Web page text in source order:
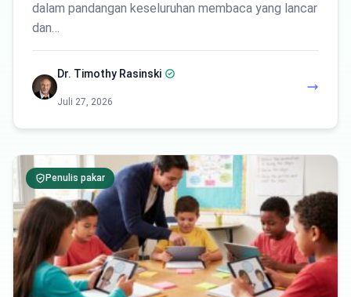
dalam pandangan keseluruhan membaca yang lancar
dan…
Dr. Timothy Rasinski
Juli 27, 2026
Penulis pakar